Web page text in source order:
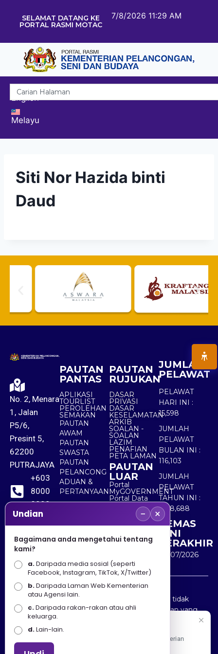
SELAMAT DATANG KE
PORTAL RASMI MOTAC
7/8/2026 11:29 AM
English
Melayu
Siti Nor Hazida binti
Daud
No. 2, Menara
1, Jalan
P5/6,
Presint 5,
62200
PUTRAJAYA
+603
8000
8000
+603
8891
7100
PAUTAN
PANTAS
APLIKASI
TOURLIST
PEROLEHAN
SEMAKAN
PAUTAN
AWAM
PAUTAN
SWASTA
PAUTAN
PELANCONG
ADUAN &
PERTANYAAN
PAUTAN
RUJUKAN
DASAR
PRIVASI
DASAR
KESELAMATAN
ARKIB
SOALAN -
SOALAN
LAZIM
PENAFIAN
PETA LAMAN
PAUTAN
LUAR
Portal
MyGOVERNMENT
Portal Data
Terbuka
Sektor Awam
JUMLAH
PELAWAT
PELAWAT
HARI INI :
15,598
JUMLAH
PELAWAT
BULAN INI :
116,103
JUMLAH
PELAWAT
TAHUN INI :
5,518,688
KEMAS
KINI
TERAKHIR
30/07/2026
Penafian : Kerajaan Malaysia dan Kementerian
Pelancongan Seni dan Budaya (MOTAC) adalah tidak
bertanggungjawab atas kehilangan atau kerugian yang
disebabkan oleh penggunaan mana-mana maklumat
yang diperolehi dari portal ini.
Undian − ×
Bagaimana anda mengetahui tentang
kami?
a.Daripada media sosial (seperti
Facebook, Instagram, TikTok, X/Twitter)
b.Daripada Laman Web Kementerian
atau Agensi lain.
c.Daripada rakan-rakan atau ahli
keluarga.
d.Lain-lain.
Apa Khabar! Selamat datang ke Portal Rasmi Kementerian
Pelancongan, Seni dan Budaya